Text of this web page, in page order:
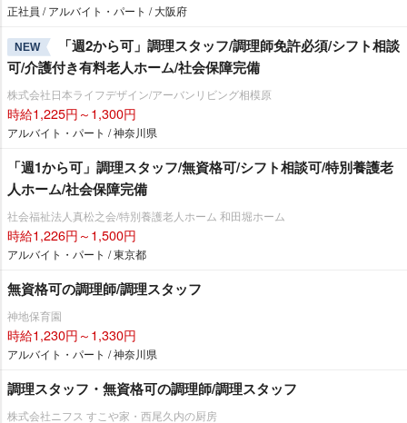
正社員 / アルバイト・パート / 大阪府
NEW
「週2から可」調理スタッフ/調理師免許必須/シフト相談
可/介護付き有料老人ホーム/社会保障完備
株式会社日本ライフデザイン/アーバンリビング相模原
時給1,225円～1,300円
アルバイト・パート / 神奈川県
「週1から可」調理スタッフ/無資格可/シフト相談可/特別養護老
人ホーム/社会保障完備
社会福祉法人真松之会/特別養護老人ホーム 和田堀ホーム
時給1,226円～1,500円
アルバイト・パート / 東京都
無資格可の調理師/調理スタッフ
神地保育園
時給1,230円～1,330円
アルバイト・パート / 神奈川県
調理スタッフ・無資格可の調理師/調理スタッフ
株式会社ニフス すこや家・西尾久内の厨房